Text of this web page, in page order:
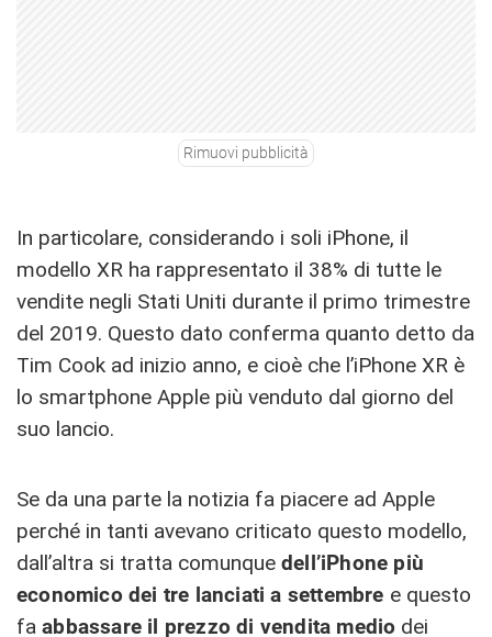
Rimuovi pubblicità
In particolare, considerando i soli iPhone, il
modello XR ha rappresentato il 38% di tutte le
vendite negli Stati Uniti durante il primo trimestre
del 2019. Questo dato conferma quanto detto da
Tim Cook ad inizio anno, e cioè che l’iPhone XR è
lo smartphone Apple più venduto dal giorno del
suo lancio.
Se da una parte la notizia fa piacere ad Apple
perché in tanti avevano criticato questo modello,
dall’altra si tratta comunque dell’iPhone più
economico dei tre lanciati a settembre e questo
fa abbassare il prezzo di vendita medio dei